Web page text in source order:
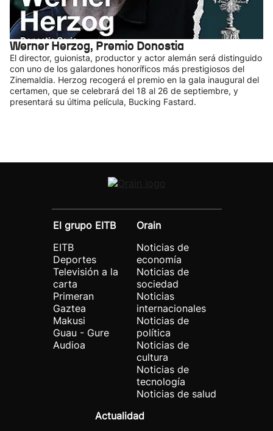
Werner Herzog, Premio Donostia
El director, guionista, productor y actor alemán será distinguido
con uno de los galardones honoríficos más prestigiosos del
Zinemaldia. Herzog recogerá el premio en la gala inaugural del
certamen, que se celebrará del 18 al 26 de septiembre, y
presentará su última película, Bucking Fastard.
El grupo EITB
EITB
Deportes
Televisión a la
carta
Primeran
Gaztea
Makusi
Guau - Gure
Audioa
Orain
Noticias de
economía
Noticias de
sociedad
Noticias
internacionales
Noticias de
política
Noticias de
cultura
Noticias de
tecnología
Noticias de salud
Actualidad